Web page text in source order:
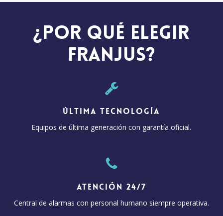
¿Por qué elegir
Franjus?
Última Tecnología
Equipos de última generación con garantía oficial.
Atención 24/7
Central de alarmas con personal humano siempre operativa.